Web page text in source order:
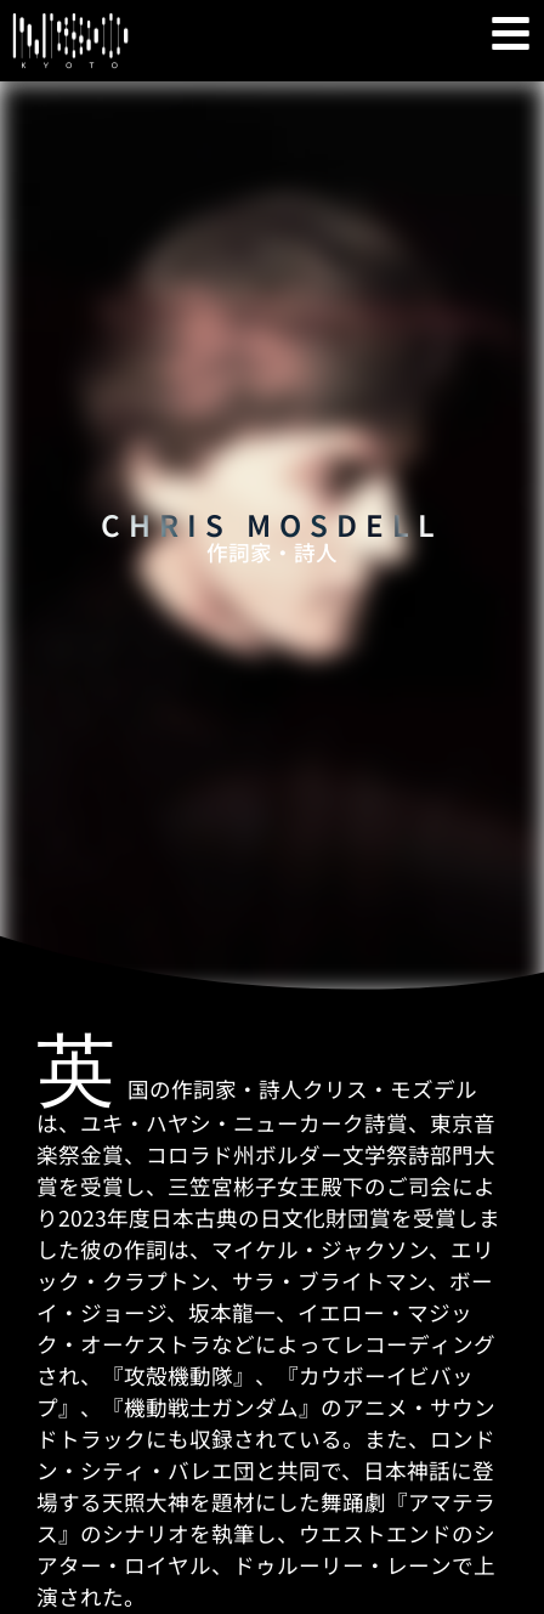
CHRIS MOSDELL
作詞家・詩人
英 国の作詞家・詩人クリス・モズデル
は、ユキ・ハヤシ・ニューカーク詩賞、東京音
楽祭金賞、コロラド州ボルダー文学祭詩部門大
賞を受賞し、三笠宮彬子女王殿下のご司会によ
り2023年度日本古典の日文化財団賞を受賞しま
した彼の作詞は、マイケル・ジャクソン、エリ
ック・クラプトン、サラ・ブライトマン、ボー
イ・ジョージ、坂本龍一、イエロー・マジッ
ク・オーケストラなどによってレコーディング
され、『攻殻機動隊』、『カウボーイビバッ
プ』、『機動戦士ガンダム』のアニメ・サウン
ドトラックにも収録されている。また、ロンド
ン・シティ・バレエ団と共同で、日本神話に登
場する天照大神を題材にした舞踊劇『アマテラ
ス』のシナリオを執筆し、ウエストエンドのシ
アター・ロイヤル、ドゥルーリー・レーンで上
演された。